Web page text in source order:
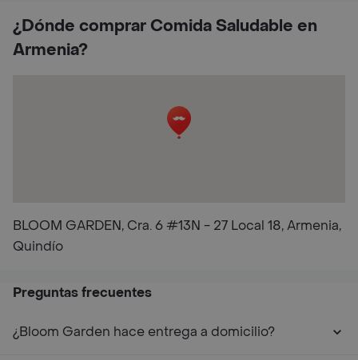
¿Dónde comprar Comida Saludable en
Armenia?
BLOOM GARDEN, Cra. 6 #13N - 27 Local 18, Armenia,
Quindío
Preguntas frecuentes
¿Bloom Garden hace entrega a domicilio?